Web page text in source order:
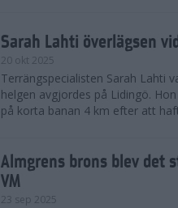
Sarah Lahti överlägsen
20 okt 2025
Terrängspecialisten Sarah Lahti
helgen avgjordes på Lidingö.
på korta banan 4 km efter att
Almgrens brons blev det
VM
23 sep 2025